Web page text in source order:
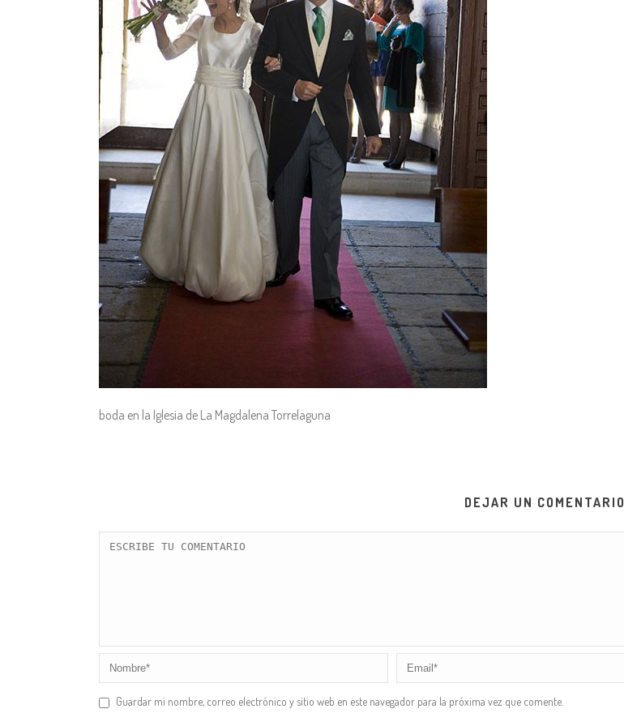
boda en la Iglesia de La Magdalena Torrelaguna
DEJAR UN COMENTARIO
Guardar mi nombre, correo electrónico y sitio web en este navegador para la próxima vez que comente.